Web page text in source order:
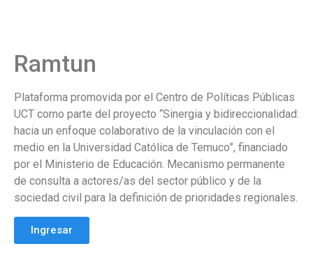
Ramtun
Plataforma promovida por el Centro de Políticas Públicas
UCT como parte del proyecto “Sinergia y bidireccionalidad:
hacia un enfoque colaborativo de la vinculación con el
medio en la Universidad Católica de Temuco”, financiado
por el Ministerio de Educación. Mecanismo permanente
de consulta a actores/as del sector público y de la
sociedad civil para la definición de prioridades regionales.
Ingresar